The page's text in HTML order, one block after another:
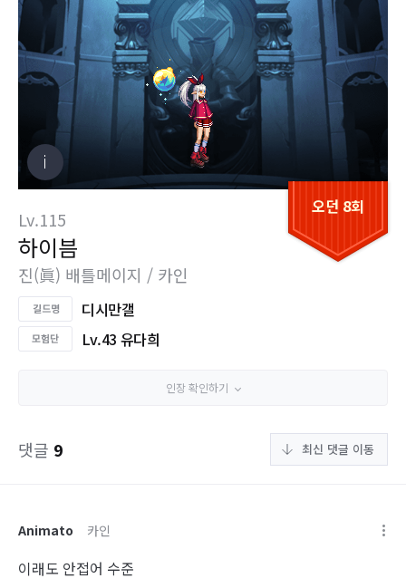
오던 8회
Lv.115
하이븜
진(眞) 배틀메이지 / 카인
디시만갤
Lv.43 유다희
인장 확인하기
댓글 9 최신 댓글 이동
Animato 카인
이래도 안접어 수준